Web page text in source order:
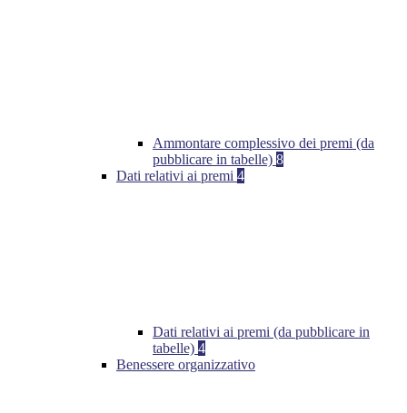
Ammontare complessivo dei premi (da
pubblicare in tabelle) 8
Dati relativi ai premi 4
Dati relativi ai premi (da pubblicare in
tabelle) 4
Benessere organizzativo